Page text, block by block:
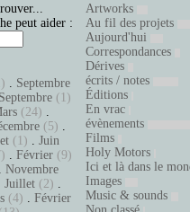
peut aider :
. Septembre
Septembre (1)
(24) .
(5) .
(1) . Juin
. Février (9)
. Novembre
Juillet (2) .
(4) . Février
Artworks
Au fil des projets
Aujourd'hui
Correspondances
Dérives
écrits / notes
Éditions
En vrac
évènements
Films
Holy Motors
Ici et là dans le
Images
Music & sounds